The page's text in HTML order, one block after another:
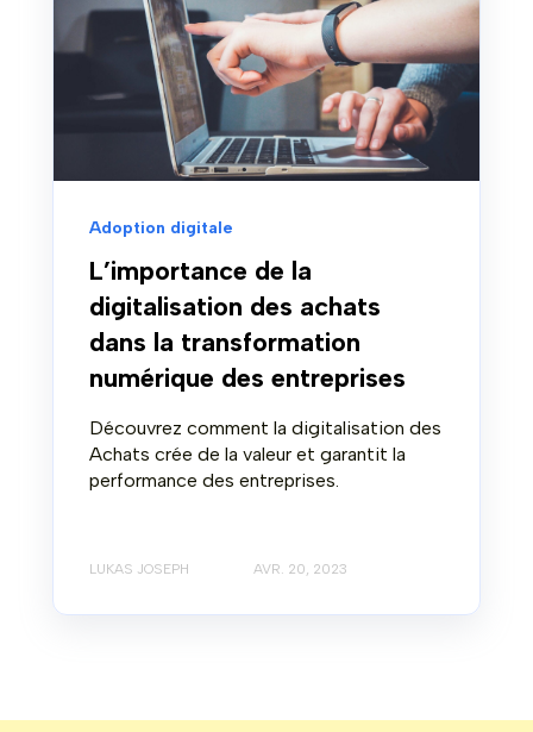
Adoption digitale
L’importance de la
digitalisation des achats
dans la transformation
numérique des entreprises
Découvrez comment la digitalisation des
Achats crée de la valeur et garantit la
performance des entreprises.
LUKAS JOSEPH AVR. 20, 2023